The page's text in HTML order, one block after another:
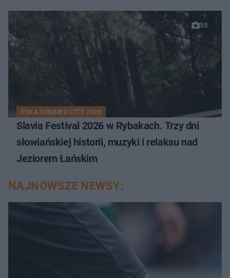
55
ESKA SUMMER CITY 2026
Slavia Festival 2026 w Rybakach. Trzy dni
słowiańskiej historii, muzyki i relaksu nad
Jeziorem Łańskim
NAJNOWSZE NEWSY: